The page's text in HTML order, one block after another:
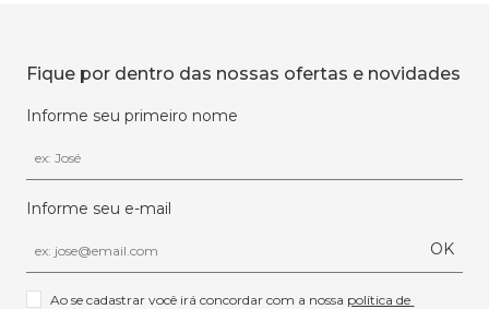
Fique por dentro das nossas ofertas e novidades
Informe seu primeiro nome
Informe seu e-mail
OK
Ao se cadastrar você irá concordar com a nossa política de